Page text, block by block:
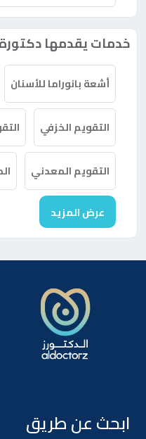
خدمات يقدمها
أشعة بانوراما للأسنان
التقويم الخزفي
التقويم المعدني
عرض المزيد
ابحث عن طريق